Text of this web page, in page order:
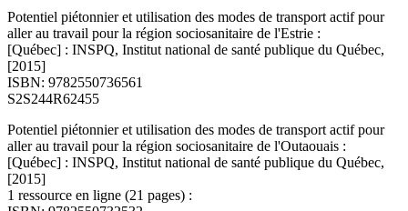
Potentiel piétonnier et utilisation des modes de transport actif pour
aller au travail pour la région sociosanitaire de l'Estrie :
[Québec] : INSPQ, Institut national de santé publique du Québec,
[2015]
ISBN: 9782550736561
S2S244R62455
Potentiel piétonnier et utilisation des modes de transport actif pour
aller au travail pour la région sociosanitaire de l'Outaouais :
[Québec] : INSPQ, Institut national de santé publique du Québec,
[2015]
1 ressource en ligne (21 pages) :